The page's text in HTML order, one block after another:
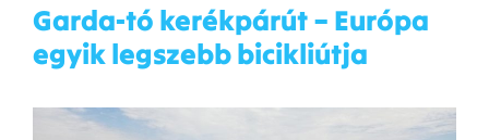
Garda-tó kerékpárút – Európa
egyik legszebb bicikliútja